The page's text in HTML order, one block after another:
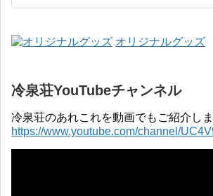
オリジナルグッズ
冷泉荘YouTubeチャンネル
冷泉荘のあれこれを動画でもご紹介し
https://www.youtube.com/channel/